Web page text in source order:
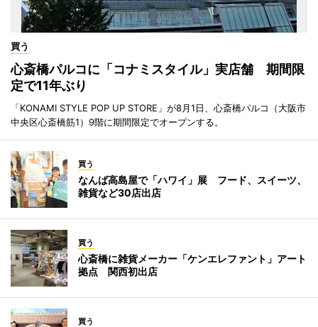
買う
心斎橋パルコに「コナミスタイル」実店舗 期間限
定で11年ぶり
「KONAMI STYLE POP UP STORE」が8月1日、心斎橋パルコ（大阪市
中央区心斎橋筋1）9階に期間限定でオープンする。
買う
なんば高島屋で「ハワイ」展 フード、スイーツ、
雑貨など30店出店
買う
心斎橋に雑貨メーカー「ケンエレファント」アート
拠点 関西初出店
買う